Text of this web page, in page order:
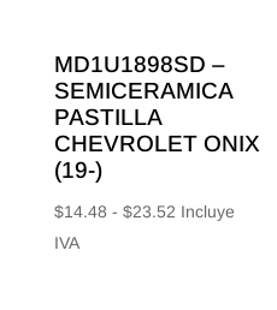
MD1U1898SD –
SEMICERAMICA
PASTILLA
CHEVROLET ONIX
(19-)
$14.48 - $23.52Rango
Incluye
IVA